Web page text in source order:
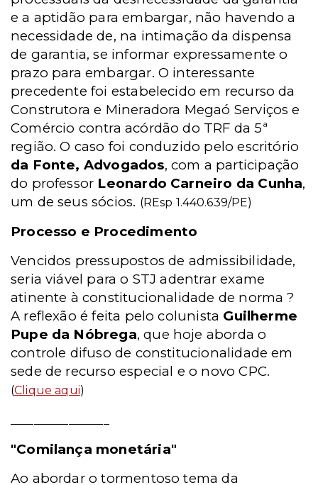
e a aptidão para embargar, não havendo a
necessidade de, na intimação da dispensa
de garantia, se informar expressamente o
prazo para embargar. O interessante
precedente foi estabelecido em recurso da
Construtora e Mineradora Megaó Serviços e
Comércio contra acórdão do TRF da 5ª
região. O caso foi conduzido pelo escritório
da Fonte, Advogados, com a participação
do professor Leonardo Carneiro da Cunha,
um de seus sócios. (REsp 1.440.639/PE)
Processo e Procedimento
Vencidos pressupostos de admissibilidade,
seria viável para o STJ adentrar exame
atinente à constitucionalidade de norma ?
A reflexão é feita pelo colunista Guilherme
Pupe da Nóbrega, que hoje aborda o
controle difuso de constitucionalidade em
sede de recurso especial e o novo CPC.
(Clique aqui)
"Comilança monetária"
Ao abordar o tormentoso tema da